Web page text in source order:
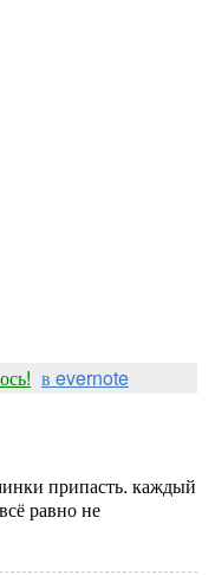
в evernote
припасть. каждый
равно не